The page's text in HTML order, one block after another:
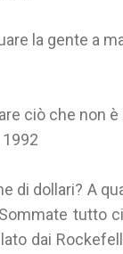
la gente a
ciò che non è
di dollari? A
tutto
dai